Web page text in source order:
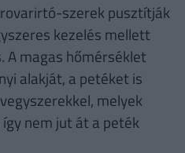
szerek pusztítják
kezelés mellett
A magas hőmérséklet
alakját, a petéket is
melyek
nem jut át a peték